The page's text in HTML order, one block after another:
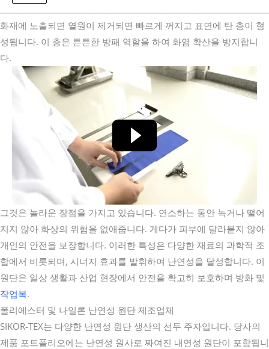
화재에 노출되면 열원이 제거되면 빠르게 꺼지고 표면에 탄 층이 형
성됩니다. 이 층은 튼튼한 방패 역할을 하여 화염 확산을 방지합니
다.
그것은 놀라운 장점을 가지고 있습니다. 연소하는 동안 녹거나 떨어
지지 않아 화상의 위험을 없애줍니다. 게다가 피부에 달라붙지 않아
개인의 안전을 보장합니다. 이러한 특성은 다양한 재료의 과학적 조
합에서 비롯되며, 시너지 효과를 발휘하여 난연성을 달성합니다. 이
원단은 일상 생활과 산업 현장에서 안전을 확고히 보호하며 방화 및
작업복.
폴리에스터 및 나일론 난연성 원단 제조업체
SIKOR-TEX는 다양한 난연성 원단 생산의 선두 주자입니다. 당사의
제품 포트폴리오에는 난연성 원사로 짜여진 내연성 원단이 포함됩니